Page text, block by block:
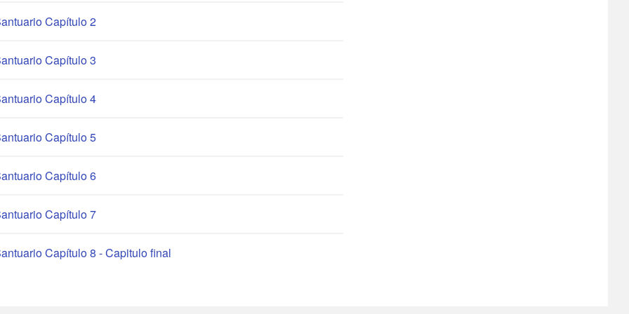
Capítulo 2
Capítulo 3
Capítulo 4
Capítulo 5
Capítulo 6
Capítulo 7
Capítulo 8 - Capitulo final